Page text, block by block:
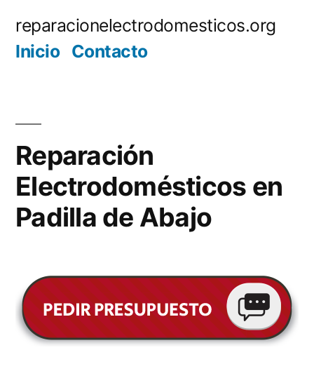
reparacionelectrodomesticos.org
Inicio Contacto
Reparación
Electrodomésticos en
Padilla de Abajo